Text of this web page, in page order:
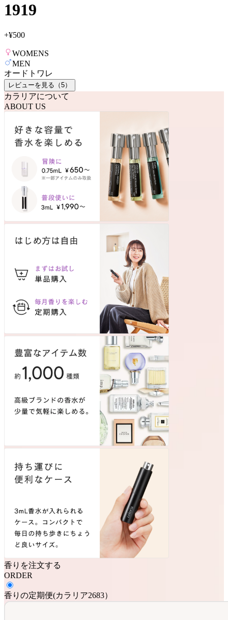
1919
+¥500
WOMENS
MEN
オードトワレ
レビューを見る（5）
カラリアについて
ABOUT US
香りを注文する
ORDER
香りの定期便(カラリア2683）